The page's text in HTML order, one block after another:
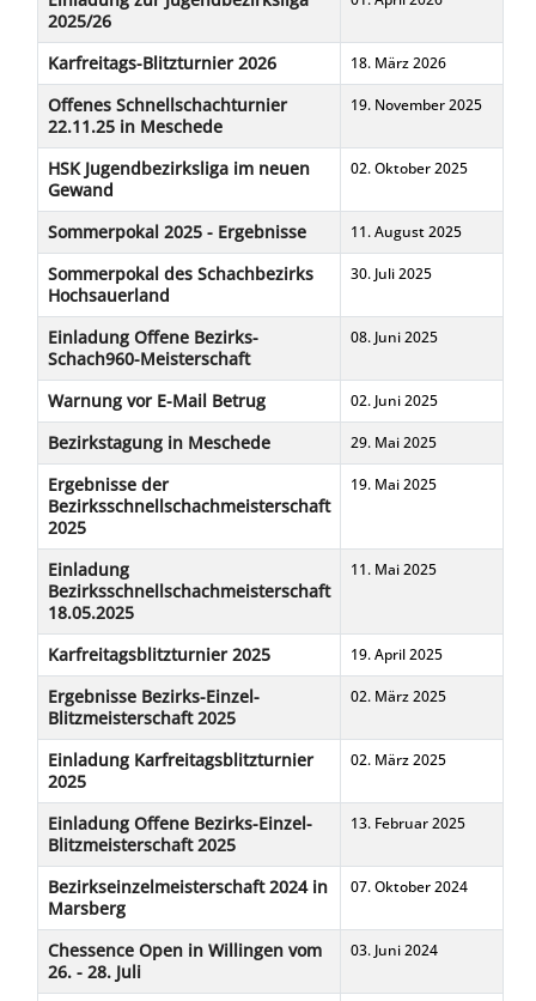
2025/26
Karfreitags-Blitzturnier 2026 18. März 2026
Offenes Schnellschachturnier
22.11.25 in Meschede
19. November 2025
HSK Jugendbezirksliga im neuen
Gewand
02. Oktober 2025
Sommerpokal 2025 - Ergebnisse 11. August 2025
Sommerpokal des Schachbezirks
Hochsauerland
30. Juli 2025
Einladung Offene Bezirks-
Schach960-Meisterschaft
08. Juni 2025
Warnung vor E-Mail Betrug 02. Juni 2025
Bezirkstagung in Meschede 29. Mai 2025
Ergebnisse der
Bezirksschnellschachmeisterschaft
2025
19. Mai 2025
Einladung
Bezirksschnellschachmeisterschaft
18.05.2025
11. Mai 2025
Karfreitagsblitzturnier 2025 19. April 2025
Ergebnisse Bezirks-Einzel-
Blitzmeisterschaft 2025
02. März 2025
Einladung Karfreitagsblitzturnier
2025
02. März 2025
Einladung Offene Bezirks-Einzel-
Blitzmeisterschaft 2025
13. Februar 2025
Bezirkseinzelmeisterschaft 2024 in
Marsberg
07. Oktober 2024
Chessence Open in Willingen vom
26. - 28. Juli
03. Juni 2024